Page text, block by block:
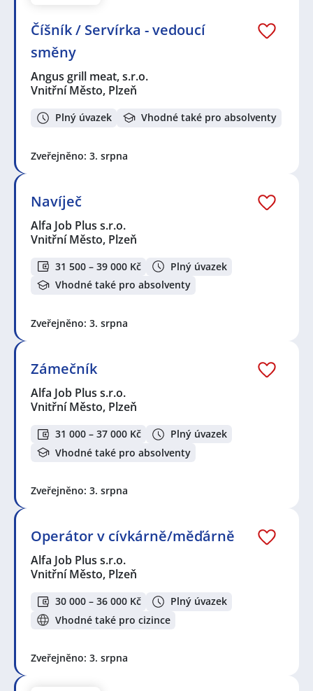
Číšník / Servírka - vedoucí
směny
Angus grill meat, s.r.o.
Vnitřní Město, Plzeň
Plný úvazek Vhodné také pro absolventy
Zveřejněno: 3. srpna
Navíječ
Alfa Job Plus s.r.o.
Vnitřní Město, Plzeň
31 500 – 39 000 Kč
Plný úvazek
Vhodné také pro absolventy
Zveřejněno: 3. srpna
Zámečník
Alfa Job Plus s.r.o.
Vnitřní Město, Plzeň
31 000 – 37 000 Kč
Plný úvazek
Vhodné také pro absolventy
Zveřejněno: 3. srpna
Operátor v cívkárně/měďárně
Alfa Job Plus s.r.o.
Vnitřní Město, Plzeň
30 000 – 36 000 Kč
Plný úvazek
Vhodné také pro cizince
Zveřejněno: 3. srpna